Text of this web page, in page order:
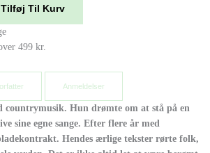
Tilføj Til Kurv
499 kr.
Anmeldelser
Hun drømte om at stå på en
sine egne sange. Efter flere år med
Hendes ærlige tekster rørte folk,